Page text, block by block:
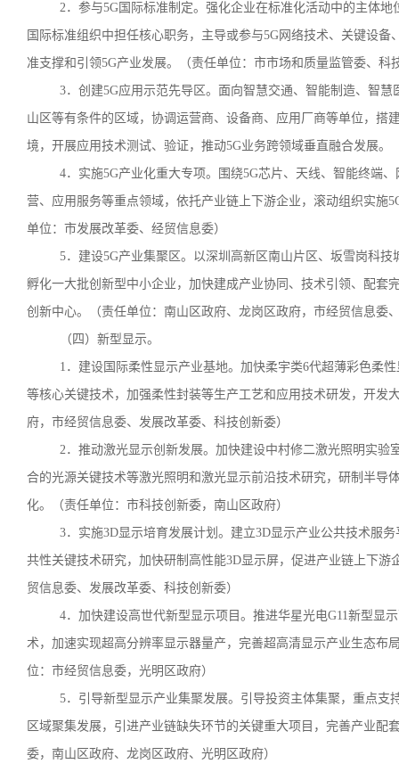
2．参与5G国际标准制定。强化企业在标准化活动中的主体
国际标准组织中担任核心职务，主导或参与5G网络技术、关键设
准支撑和引领5G产业发展。（责任单位：市市场和质量监管委、科
3．创建5G应用示范先导区。面向智慧交通、智能制造、智
山区等有条件的区域，协调运营商、设备商、应用厂商等单位，搭
境，开展应用技术测试、验证，推动5G业务跨领域垂直融合发展
4．实施5G产业化重大专项。围绕5G芯片、天线、智能终端
营、应用服务等重点领域，依托产业链上下游企业，滚动组织实施
单位：市发展改革委、经贸信息委）
5．建设5G产业集聚区。以深圳高新区南山片区、坂雪岗科
孵化一大批创新型中小企业，加快建成产业协同、技术引领、配套
创新中心。（责任单位：南山区政府、龙岗区政府，市经贸信息委
（四）新型显示。
1．建设国际柔性显示产业基地。加快柔宇类6代超薄彩色柔
等核心关键技术，加强柔性封装等生产工艺和应用技术研发，开发
府，市经贸信息委、发展改革委、科技创新委）
2．推动激光显示创新发展。加快建设中村修二激光照明实
合的光源关键技术等激光照明和激光显示前沿技术研究，研制半导
化。（责任单位：市科技创新委，南山区政府）
3．实施3D显示培育发展计划。建立3D显示产业公共技术服
共性关键技术研究，加快研制高性能3D显示屏，促进产业链上下
贸信息委、发展改革委、科技创新委）
4．加快建设高世代新型显示项目。推进华星光电G11新型显
术，加速实现超高分辨率显示器量产，完善超高清显示产业生态布
位：市经贸信息委，光明区政府）
5．引导新型显示产业集聚发展。引导投资主体集聚，重点
区域聚集发展，引进产业链缺失环节的关键重大项目，完善产业
委，南山区政府、龙岗区政府、光明区政府）